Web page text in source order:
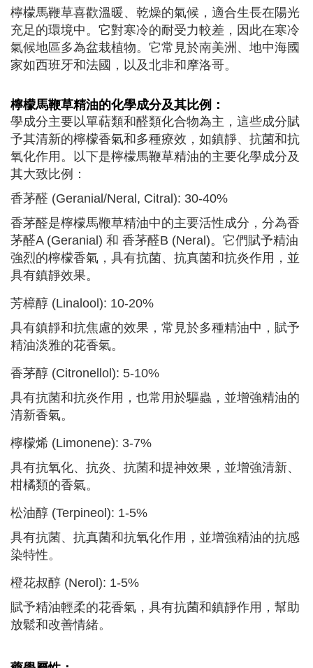
檸檬馬鞭草喜歡溫暖、乾燥的氣候，適合生長在陽光
充足的環境中。它對寒冷的耐受力較差，因此在寒冷
氣候地區多為盆栽植物。它常見於南美洲、地中海國
家如西班牙和法國，以及北非和摩洛哥。
檸檬馬鞭草精油的化學成分及其比例：
學成分主要以單萜類和醛類化合物為主，這些成分賦
予其清新的檸檬香氣和多種療效，如鎮靜、抗菌和抗
氧化作用。以下是檸檬馬鞭草精油的主要化學成分及
其大致比例：
香茅醛 (Geranial/Neral, Citral): 30-40%
香茅醛是檸檬馬鞭草精油中的主要活性成分，分為香
茅醛A (Geranial) 和 香茅醛B (Neral)。它們賦予精油
強烈的檸檬香氣，具有抗菌、抗真菌和抗炎作用，並
具有鎮靜效果。
芳樟醇 (Linalool): 10-20%
具有鎮靜和抗焦慮的效果，常見於多種精油中，賦予
精油淡雅的花香氣。
香茅醇 (Citronellol): 5-10%
具有抗菌和抗炎作用，也常用於驅蟲，並增強精油的
清新香氣。
檸檬烯 (Limonene): 3-7%
具有抗氧化、抗炎、抗菌和提神效果，並增強清新、
柑橘類的香氣。
松油醇 (Terpineol): 1-5%
具有抗菌、抗真菌和抗氧化作用，並增強精油的抗感
染特性。
橙花叔醇 (Nerol): 1-5%
賦予精油輕柔的花香氣，具有抗菌和鎮靜作用，幫助
放鬆和改善情緒。